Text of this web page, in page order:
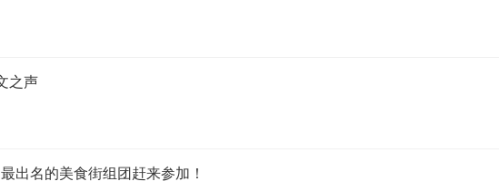
之声
出名的美食街组团赶来参加！